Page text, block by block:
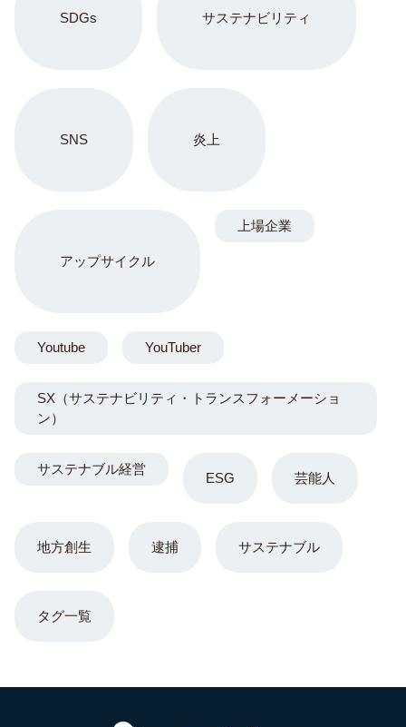
SDGs サステナビリティ
SNS 炎上
アップサイクル
ESG 芸能人
地方創生 逮捕 サステナブル
上場企業
Youtube YouTuber
SX（サステナビリティ・トランスフォーメーショ
ン）
サステナブル経営
タグ一覧